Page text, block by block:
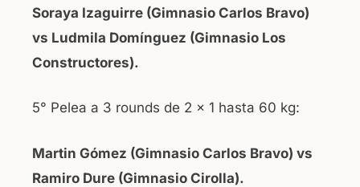
Soraya Izaguirre (Gimnasio Carlos Bravo)
vs Ludmila Domínguez (Gimnasio Los
Constructores).
5° Pelea a 3 rounds de 2 x 1 hasta 60 kg:
Martin Gómez (Gimnasio Carlos Bravo) vs
Ramiro Dure (Gimnasio Cirolla).